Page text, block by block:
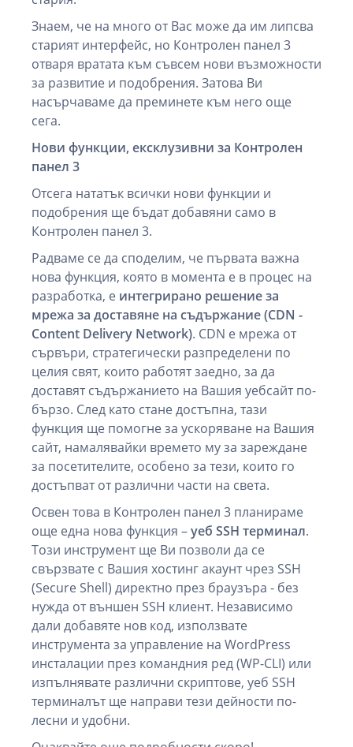
Знаем, че на много от Вас може да им липсва
старият интерфейс, но Контролен панел 3
отваря вратата към съвсем нови възможности
за развитие и подобрения. Затова Ви
насърчаваме да преминете към него още
сега.
Нови функции, ексклузивни за Контролен
панел 3
Отсега нататък всички нови функции и
подобрения ще бъдат добавяни само в
Контролен панел 3.
Радваме се да споделим, че първата важна
нова функция, която в момента е в процес на
разработка, е интегрирано решение за
мрежа за доставяне на съдържание (CDN -
Content Delivery Network). CDN е мрежа от
сървъри, стратегически разпределени по
целия свят, които работят заедно, за да
доставят съдържанието на Вашия уебсайт по-
бързо. След като стане достъпна, тази
функция ще помогне за ускоряване на Вашия
сайт, намалявайки времето му за зареждане
за посетителите, особено за тези, които го
достъпват от различни части на света.
Освен това в Контролен панел 3 планираме
още една нова функция –уеб SSH терминал.
Този инструмент ще Ви позволи да се
свързвате с Вашия хостинг акаунт чрез SSH
(Secure Shell) директно през браузъра - без
нужда от външен SSH клиент. Независимо
дали добавяте нов код, използвате
инструмента за управление на WordPress
инсталации през командния ред (WP-CLI) или
изпълнявате различни скриптове, уеб SSH
терминалът ще направи тези дейности по-
лесни и удобни.